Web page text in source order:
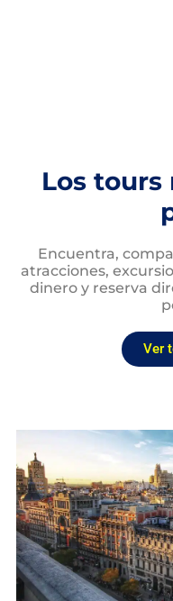
Los tours
Encuentra,
atracciones,
dinero y reserva
Ver